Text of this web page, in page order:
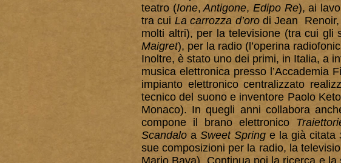
teatro (Ione, Antigone,Edipo Re), ai
tra cui La carrozza d’orodi Jean Renoir,
molti altri), per la televisione (tra cui gli
Maigret), per la radio (l’operina
Inoltre, è stato uno dei primi, in Italia, a
musica elettronica presso l’Accademia
impianto elettronico centralizzato
tecnico del suono e inventore Paolo
Monaco). In quegli anni collabora
compone il brano elettronico
Scandalo aSweet Spring e la già citata
sue composizioni per la radio, la
Mario Bava). Continua poi la ricerca e